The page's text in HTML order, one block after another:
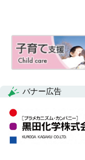
バナー広告